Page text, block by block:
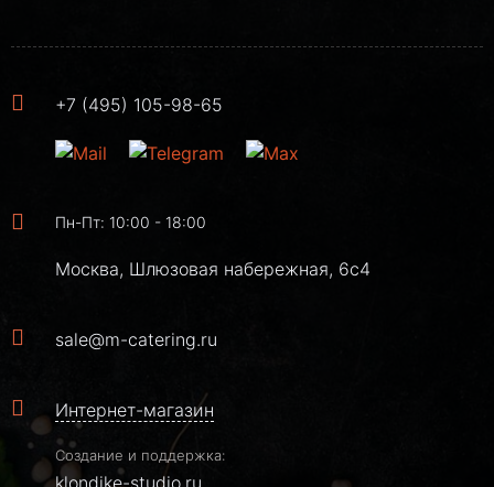
+7 (495) 105-98-65
Пн-Пт: 10:00 - 18:00
Москва, Шлюзовая набережная, 6с4
sale@m-catering.ru
Интернет-магазин
Создание и поддержка:
klondike-studio.ru